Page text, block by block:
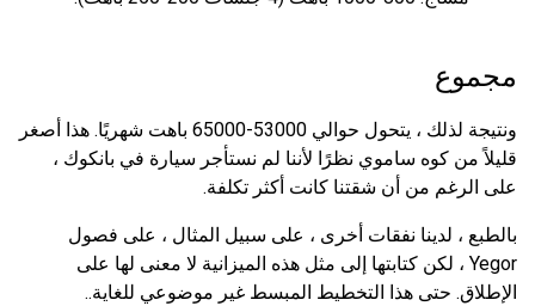
مجموع
ونتيجة لذلك ، يتحول حوالي 53000-65000 باهت شهريًا. هذا أصغر
قليلاً من كوه ساموي نظرًا لأننا لم نستأجر سيارة في بانكوك ،
على الرغم من أن شقتنا كانت أكثر تكلفة.
بالطبع ، لدينا نفقات أخرى ، على سبيل المثال ، على فصول
Yegor ، لكن كتابتها إلى مثل هذه الميزانية لا معنى لها على
الإطلاق. حتى هذا التخطيط المبسط غير موضوعي للغاية..